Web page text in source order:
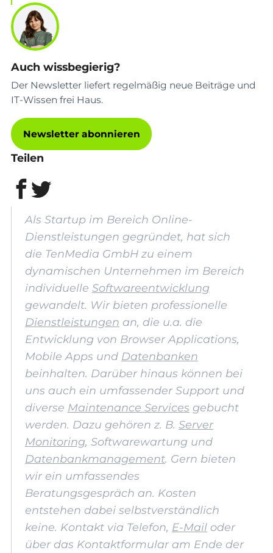
Auch wissbegierig?
Der Newsletter liefert regelmäßig neue Beiträge und
IT-Wissen frei Haus.
Newsletter abonnieren
Teilen
Als Startup im Bereich Online-
Dienstleistungen gegründet, hat sich
die TenMedia GmbH zu einem
dynamischen Unternehmen im Bereich
individuelle Softwareentwicklung
gewandelt. Wir bieten professionelle
Dienstleistungen an, die u.a. die
Entwicklung von Browser Applications,
Mobile Apps und Datenbanken
beinhalten. Darüber hinaus können bei
uns auch ein umfassender Support und
diverse Maintenance Services gebucht
werden. Dazu gehören z. B. Server
Monitoring, Softwarewartung und
Datenbankmanagement. Gern bieten
wir ein umfassendes
Beratungsgespräch an. Kosten
entstehen dabei selbstverständlich
keine. Kontakt via Telefon, E-Mailoder
über das Kontaktformular am Ende der